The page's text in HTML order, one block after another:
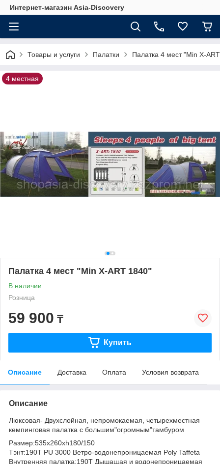
Интернет-магазин Asia-Discovery
Товары и услуги Палатки Палатка 4 мест "Min X-
4 местная
Палатка 4 мест "Min X-ART 1840"
В наличии
Розница
59 900 ₸
Купить
Описание Доставка Оплата Условия возврата
Описание
Люксовая- Двухслойная, непромокаемая, четырехместная
кемпинговая палатка с большим"огромным"тамбуром
Размер:535x260xh180/150
Тэнт:190T PU 3000 Ветро-водонепроницаемая Poly Taffeta
Внутренняя палатка:190T Дышащая и водонепроницаемая